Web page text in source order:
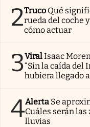
2Truco Qué
rueda del coche
cómo actuar
3ViralIsaac
“Sin la caída del
hubiera llegado
4Alerta Se
Cuáles serán
lluvias